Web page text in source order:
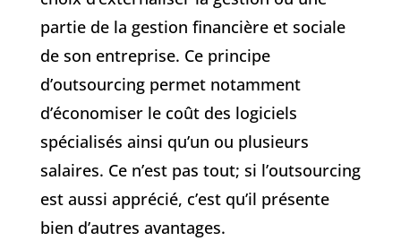
partie de la gestion financière et sociale
de son entreprise. Ce principe
d’outsourcing permet notamment
d’économiser le coût des logiciels
spécialisés ainsi qu’un ou plusieurs
salaires. Ce n’est pas tout; si l’outsourcing
est aussi apprécié, c’est qu’il présente
bien d’autres avantages.